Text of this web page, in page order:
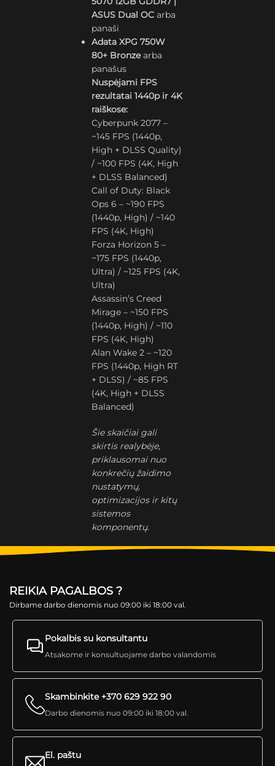
ASUS Dual OC arba
panaši
Adata XPG 750W
80+ Bronzearba
panašus
Nuspėjami FPS
rezultatai 1440p ir 4K
raiškose:
Cyberpunk 2077 –
~145 FPS (1440p,
High + DLSS Quality)
/ ~100 FPS (4K, High
+ DLSS Balanced)
Call of Duty: Black
Ops 6 – ~190 FPS
(1440p, High) / ~140
FPS (4K, High)
Forza Horizon 5 –
~175 FPS (1440p,
Ultra) / ~125 FPS (4K,
Ultra)
Assassin’s Creed
Mirage – ~150 FPS
(1440p, High) / ~110
FPS (4K, High)
Alan Wake 2 – ~120
FPS (1440p, High RT
+ DLSS) / ~85 FPS
(4K, High + DLSS
Balanced)
Šie skaičiai gali
skirtis realybėje,
priklausomai nuo
konkrečių žaidimo
nustatymų,
optimizacijos ir kitų
sistemos
komponentų.
REIKIA PAGALBOS ?
Dirbame darbo dienomis nuo 09:00 iki 18:00 val.
Pokalbis su konsultantu
Atsakome ir konsultuojame darbo valandomis
Skambinkite +370 629 922 90
Darbo dienomis nuo 09:00 iki 18:00 val.
El. paštu